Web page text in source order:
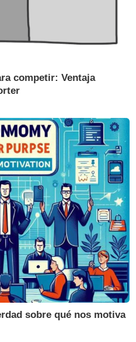
competir: Ventaja
sobre qué nos motiva